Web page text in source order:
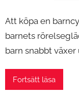
Att köpa en
barnets
barn snabbt växer
Fortsätt läsa